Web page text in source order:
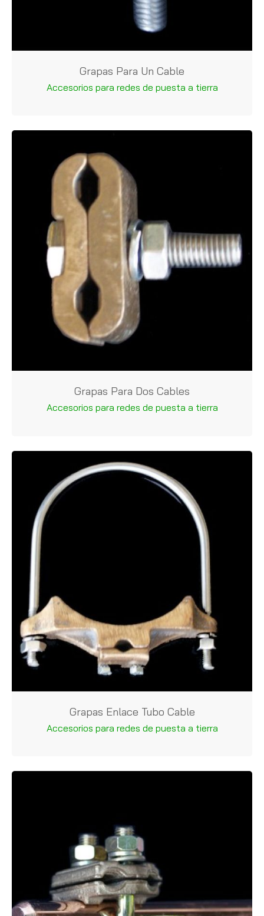
Grapas Para Un Cable
Accesorios para redes de puesta a tierra
Grapas Para Dos Cables
Accesorios para redes de puesta a tierra
Grapas Enlace Tubo Cable
Accesorios para redes de puesta a tierra